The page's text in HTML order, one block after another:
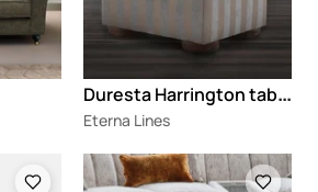
D
uresta Harrington tabure
Eterna Lines
Loading